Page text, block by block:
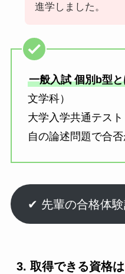
進学しました。
一般入試 個別b型
文学科）
大学入学共通テス
自の論述問題で合否
✔︎ 先輩の合格体
3. 取得できる資格は